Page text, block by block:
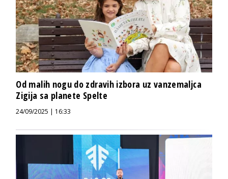
Od malih nogu do zdravih izbora uz vanzemaljca
Zigija sa planete Spelte
24/09/2025 | 16:33